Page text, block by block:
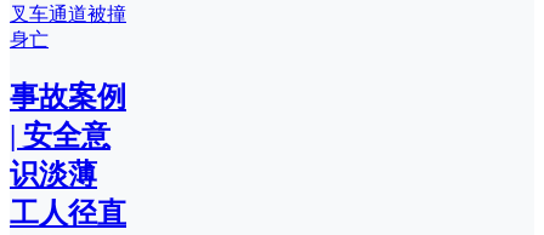
事故案例
| 安全意
识淡薄
工人径直